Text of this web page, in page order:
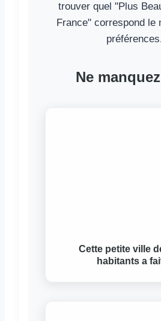
trouver quel "Plus
France" correspond le
Ne
Cette petite ville
habitants a